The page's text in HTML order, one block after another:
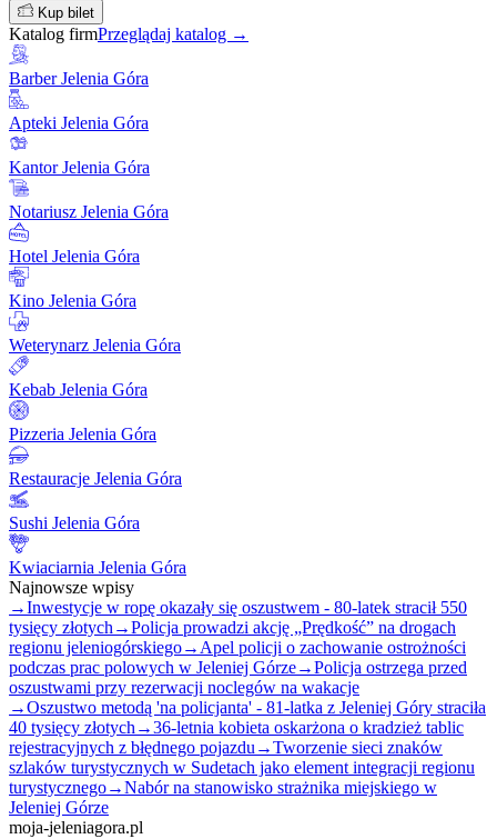
Kup bilet
Katalog firmPrzeglądaj katalog →
Barber Jelenia Góra
Apteki Jelenia Góra
Kantor Jelenia Góra
Notariusz Jelenia Góra
Hotel Jelenia Góra
Kino Jelenia Góra
Weterynarz Jelenia Góra
Kebab Jelenia Góra
Pizzeria Jelenia Góra
Restauracje Jelenia Góra
Sushi Jelenia Góra
Kwiaciarnia Jelenia Góra
Najnowsze wpisy
→Inwestycje w ropę okazały się oszustwem - 80-latek stracił 550
tysięcy złotych →Policja prowadzi akcję „Prędkość” na drogach
regionu jeleniogórskiego→ Apel policji o zachowanie ostrożności
podczas prac polowych w Jeleniej Górze→Policja ostrzega przed
oszustwami przy rezerwacji noclegów na wakacje
→Oszustwo metodą 'na policjanta' - 81-latka z Jeleniej Góry straciła
40 tysięcy złotych →36-letnia kobieta oskarżona o kradzież tablic
rejestracyjnych z błędnego pojazdu →Tworzenie sieci znaków
szlaków turystycznych w Sudetach jako element integracji regionu
turystycznego→Nabór na stanowisko strażnika miejskiego w
Jeleniej Górze
moja-jeleniagora.pl